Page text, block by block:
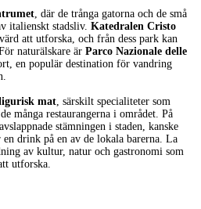
, där de trånga gatorna och de små
italienskt stadsliv. Katedralen Cristo
att utforska, och från dess park kan
naturälskare är Parco Nazionale delle
en populär destination för vandring
mat, särskilt specialiteter som
många restaurangerna i området. På
stämningen i staden, kanske
en drink på en av de lokala barerna. La
av kultur, natur och gastronomi som
utforska.